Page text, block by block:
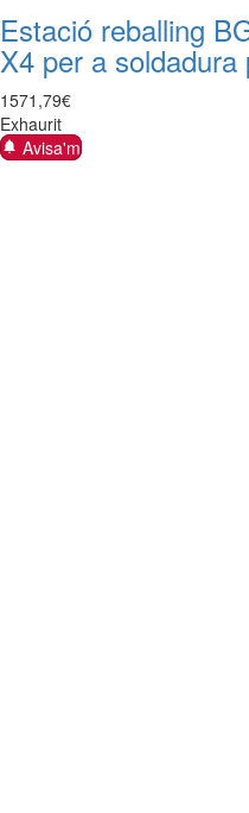
Estació reballing
X4 per a soldadura
1571 ,79€
Exhaurit
Avisa'm